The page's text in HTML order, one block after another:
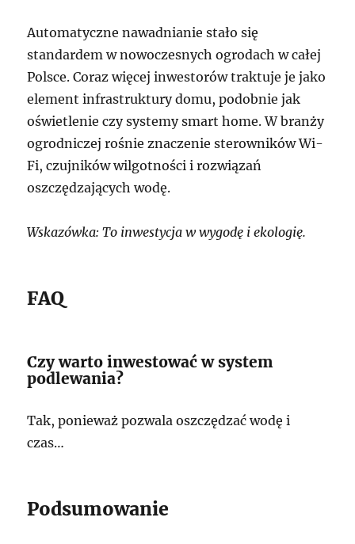
Automatyczne nawadnianie stało się
standardem w nowoczesnych ogrodach w całej
Polsce. Coraz więcej inwestorów traktuje je jako
element infrastruktury domu, podobnie jak
oświetlenie czy systemy smart home. W branży
ogrodniczej rośnie znaczenie sterowników Wi-
Fi, czujników wilgotności i rozwiązań
oszczędzających wodę.
Wskazówka: To inwestycja w wygodę i ekologię.
FAQ
Czy warto inwestować w system
podlewania?
Tak, ponieważ pozwala oszczędzać wodę i
czas…
Podsumowanie